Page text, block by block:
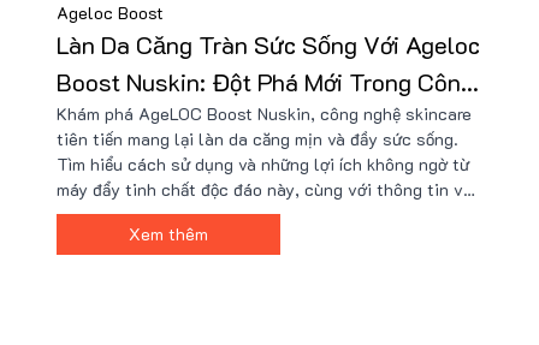
Ageloc Boost
Làn Da Căng Tràn Sức Sống Với Ageloc
Boost Nuskin: Đột Phá Mới Trong Công
Nghệ Skincare!
Khám phá AgeLOC Boost Nuskin, công nghệ skincare
tiên tiến mang lại làn da căng mịn và đầy sức sống.
Tìm hiểu cách sử dụng và những lợi ích không ngờ từ
máy đẩy tinh chất độc đáo này, cùng với thông tin về
giá và điểm mua hàng chính hãng với giá tốt nhất.
Xem thêm